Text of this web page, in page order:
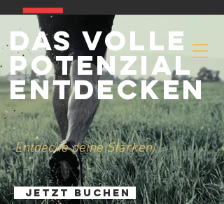
DAS volle
potenzial
entdecken
Entdecke deine Stärken!
Jetzt buchen